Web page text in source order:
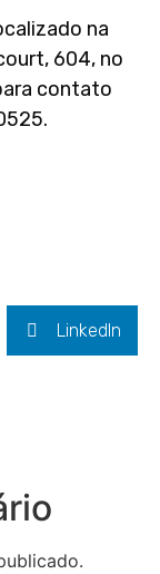
na
604, no
contato
LinkedIn